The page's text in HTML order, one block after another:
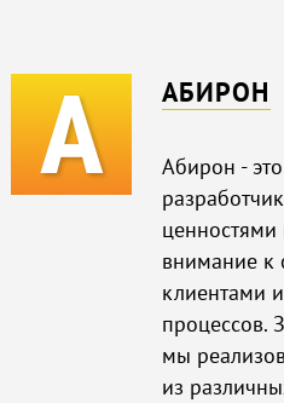
АБИРОН
Абирон -
ценностями
внимание к
клиентами
процессов.
мы
из